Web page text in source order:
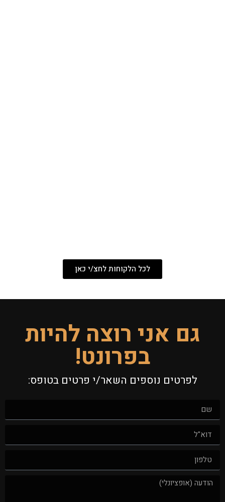
לכל הלקוחות לחצ/י כאן
גם אני רוצה להיות
בפרונט!
לפרטים נוספים השאר/י פרטים בטופס: